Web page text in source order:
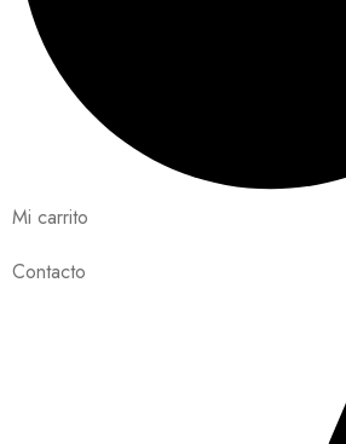
Mi carrito
Contacto